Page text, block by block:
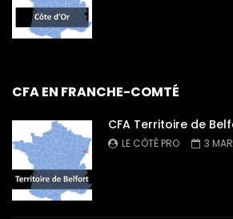
CFA EN FRANCHE-COMTÉ
CFA Territoire de
LE CÔTÉ PRO 3